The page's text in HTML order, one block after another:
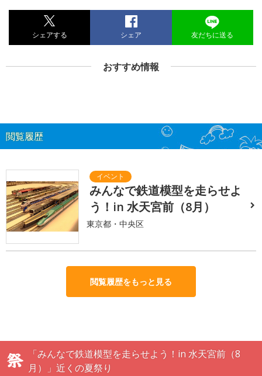
シェアする シェア 友だちに送る
おすすめ情報
閲覧履歴
みんなで鉄道模型を走らせよ
う！in 水天宮前（8月）
東京都・中央区
閲覧履歴をもっと見る
「みんなで鉄道模型を走らせよう！in 水天宮前（8
月）」近くの夏祭り